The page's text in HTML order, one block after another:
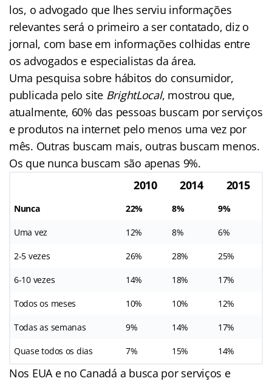
los, o advogado que lhes serviu informações
relevantes será o primeiro a ser contatado, diz o
jornal, com base em informações colhidas entre
os advogados e especialistas da área.
Uma pesquisa sobre hábitos do consumidor,
publicada pelo site BrightLocal, mostrou que,
atualmente, 60% das pessoas buscam por serviços
e produtos na internet pelo menos uma vez por
mês. Outras buscam mais, outras buscam menos.
Os que nunca buscam são apenas 9%.
2010
2014 2015
Nunca 22% 8% 9%
Uma vez 12% 8% 6%
2-5 vezes 26% 28% 25%
6-10 vezes 14% 18% 17%
Todos os meses 10% 10% 12%
Todas as semanas 9% 14% 17%
Quase todos os dias 7% 15% 14%
Nos EUA e no Canadá a busca por serviços e